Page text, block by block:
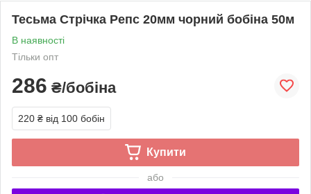
Тесьма Стрічка Репс 20мм чорний бобіна 50м
В наявності
Тільки опт
286 ₴/бобіна
220 ₴ від 100 бобін
Купити
або